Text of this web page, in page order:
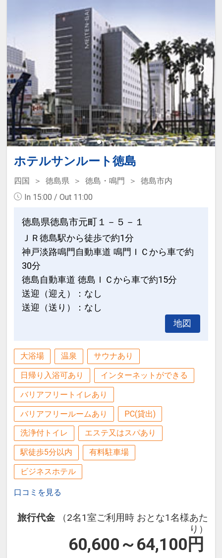
※魚代金は別途有料
魚種：鯛・アジ・ハマチ・ウマヅラハゲ
等季節により変動あり
営業時間： 10：00～17：00
※荒天時は中止となる場合もございま
す。
●3歳～小学生のお子様に「たぬきのお
金」をご用意
お子様おひとり様につき500両(100両×5
枚つづり)
たぬきのお金で縁日やアクティビティを
※アオアヲビーチランド・阿波の國での
対応メニューおよび、テニスコートやレ
ンタサイクルにご利用いただけます。
※換金および釣銭は出ません。
※CLUB SAVVY（クラブサビー）との併
用はできません。
※旅行代金に含まれます。
児のお子様）
こどもFでご予約いただいた（3歳～未就
学児）のお子様にはキッズミールパスポ
ートをお渡しします。
対象レストランでおとなと食事同席の場
合、下記レストランにてお子様のお食事
をご用意いたします。
＜対象レストラン＆メニュー＞
・和洋バイキング（レストラン：彩）
・３Ｓブレックファースト（テラスカフ
ェオーゲ）
※テラスカフェオーゲはご宿泊人数によ
りクローズする場合がございます。
★本プランの定量カーボン・オフセット
について ★
※画像をクリック/タップで拡大しま
す。
CLUB SAVVY（クラブサビー）のご案内
～ホテルからのおもてなし～
2連泊以上のお客様をプレミアムゲスト
としてお迎えいたします。
期間：2026年4/1～2026年9/30（初泊
日ベース） ※2026年5/2～5、8/7～
23、9/19～22までは3泊以上が対象
ポイントの一例
・アオアヲビーチランド・体験メニュ
ー・たぬきプログラムのさまざまなメニ
ューをお得にお楽しみいただけます。
・滞在中ランチをご用意（11：30～
14：30） ※ランチはチェックイン日を
除く
・ドリンクサービス（10:00～22:00）
※チェックアウト日は11時まで
・滞在中テニスコート・レンタサイクル
をお楽しみいただけます。
※予約状況により時間制限させていただ
く場合がございます。
常１５：００）、レイトチェックアウト
１２：００（通常１１：００）でご利用
いただけます。
※2026年5/2～6、7/3～5・10～12・17
～8/31、9/19～23を除く
ホテルサンルート徳島
四国 徳島県 徳島・鳴門
徳島市内
In 15:00 / Out 11:00
徳島県徳島市元町１－５－１
ＪＲ徳島駅から徒歩で約1分
神戸淡路鳴門自動車道 鳴門ＩＣから車で約
30分
徳島自動車道 徳島ＩＣから車で約15分
送迎（迎え）：なし
送迎（送り）：なし
地図
大浴場 温泉 サウナあり
日帰り入浴可あり インターネットができる
バリアフリートイレあり
バリアフリールームあり PC(貸出)
洗浄付トイレ エステ又はスパあり
駅徒歩5分以内 有料駐車場
ビジネスホテル
口コミを見る
旅行代金
（2名1室ご利用時 おとな1名様あた
り）
60,600～64,100 円